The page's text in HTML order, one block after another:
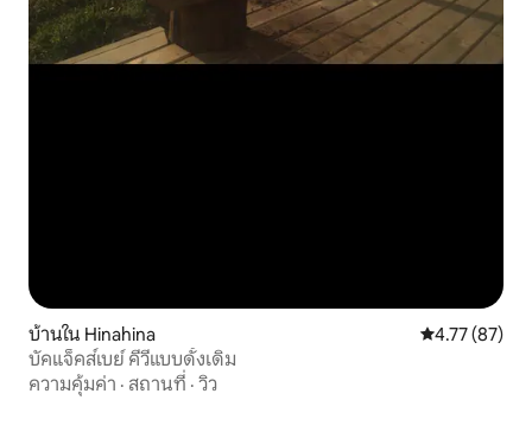
บ้านใน Hinahina คะแนนเฉลี่ย
4.77 (87)
บัคแจ็คส์เบย์ คีวีแบบดั้งเดิม
ความคุ้มค่า · สถานที่ · วิว